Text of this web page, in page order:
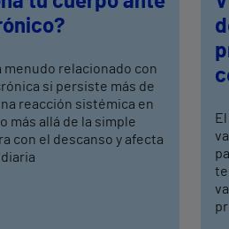
menudo relacionado con
si persiste más de
reacción sistémica en
más allá de la simple
con el descanso y afecta